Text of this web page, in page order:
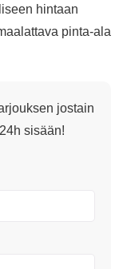
hintaan
pinta-ala
jostain
sisään!